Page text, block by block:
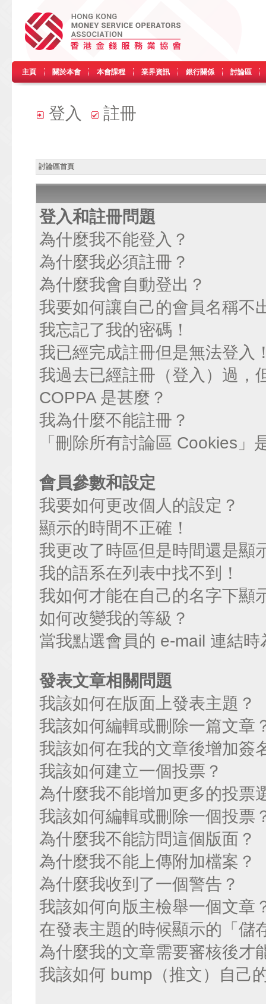
主頁 關於本會 本會課程 業界資訊 銀行關係 討論區
登入 註冊
討論區首頁
登入和註冊問題
為什麼我不能登入？
為什麼我必須註冊？
為什麼我會自動登出？
我要如何讓自己的會員名稱不
我忘記了我的密碼！
我已經完成註冊但是無法登入
我過去已經註冊（登入）過，
COPPA 是甚麼？
我為什麼不能註冊？
「刪除所有討論區 Cookies」
會員參數和設定
我要如何更改個人的設定？
顯示的時間不正確！
我更改了時區但是時間還是顯
我的語系在列表中找不到！
我如何才能在自己的名字下顯
如何改變我的等級？
當我點選會員的 e-mail 連結
發表文章相關問題
我該如何在版面上發表主題？
我該如何編輯或刪除一篇文章
我該如何在我的文章後增加簽
我該如何建立一個投票？
為什麼我不能增加更多的投票
我該如何編輯或刪除一個投票
為什麼我不能訪問這個版面？
為什麼我不能上傳附加檔案？
為什麼我收到了一個警告？
我該如何向版主檢舉一個文章
在發表主題的時候顯示的「儲
為什麼我的文章需要審核後才
我該如何 bump（推文）自己